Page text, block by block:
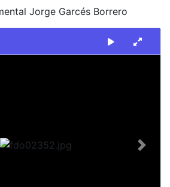
Jorge Garcés Borrero
Next